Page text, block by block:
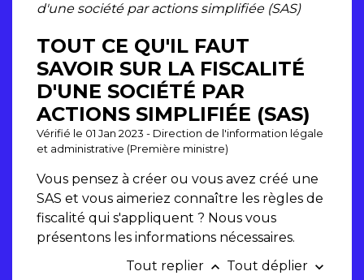
d'une société par actions simplifiée (SAS)
TOUT CE QU'IL FAUT
SAVOIR SUR LA FISCALITÉ
D'UNE SOCIÉTÉ PAR
ACTIONS SIMPLIFIÉE (SAS)
Vérifié le 01 Jan 2023 - Direction de l'information légale
et administrative (Première ministre)
Vous pensez à créer ou vous avez créé une
SAS et vous aimeriez connaître les règles de
fiscalité qui s'appliquent ? Nous vous
présentons les informations nécessaires.
Tout replier keyboard_arrow_up Tout déplier keyboard_arrow_down